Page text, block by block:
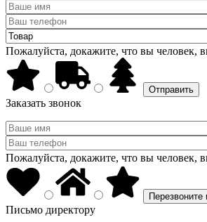
Пожалуйста, докажите, что вы человек,
Заказать звонок
Пожалуйста, докажите, что вы человек,
Письмо директору